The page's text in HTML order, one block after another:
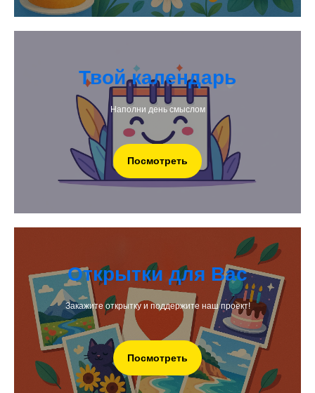
Твой календарь
Наполни день смыслом
Посмотреть
Открытки для Вас
Закажите открытку и поддержите наш проект!
Посмотреть